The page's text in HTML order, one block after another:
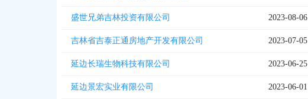
盛世兄弟吉林投资有限公司 2023-08-06
吉林省吉泰正通房地产开发有限公司 2023-07-05
延边长瑞生物科技有限公司 2023-06-25
延边景宏实业有限公司 2023-06-01